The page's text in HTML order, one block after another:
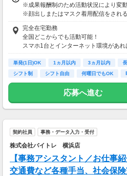
※成果報酬制のため活動状況により変
※顔出しまたはマスク着用配信をされ
酬基準となります
【収入例】
■事務職Aさん（週3日・月50時間程度）
月収8万円～15万円
月収15万円～25万円
■主婦Cさん（月100時間程度）
月収20万円以上
現在活躍中のライバーの多くは会社員や
方。
本業や家庭と両立しながら副業として
ています。
完全在宅勤務
全国どこからでも活動可能！
スマホ1台とインターネット環境があれ
自宅からスタートできます。
通勤時間ゼロだから、本業やプライベ
両立もラクラク♪
単発(1日)OK 1ヵ月以内 3ヵ月以内
シフト制
シフト自由 何曜日でもOK
応募へ進む
契約社員 事務・データ入力・受付
株式会社バイトレ 横浜店
【事務アシスタント／お仕事
交通費など各種手当、社会保険